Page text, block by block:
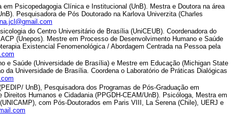
Psicopedagogia Clínica e Institucional (UnB). Mestra e Doutora na área
Pesquisadora de Pós Doutorado na Karlova Univerzita (Charles
do Centro Universitário de Brasília (UniCEUB). Coordenadora do
(Unepos). Mestre em Processo de Desenvolvimento Humano e Saúde
Existencial Fenomenológica / Abordagem Centrada na Pessoa pela
e Saúde (Universidade de Brasília) e Mestre em Educação (Michigan State
da Universidade de Brasília. Coordena o Laboratório de Práticas Dialógicas
UnB), Pesquisadora dos Programas de Pós-Graduação em
Humanos e Cidadania (PPGDH-CEAM/UnB). Psicóloga, Mestra em
com Pós-Doutorados em Paris VIII, La Serena (Chile), UERJ e